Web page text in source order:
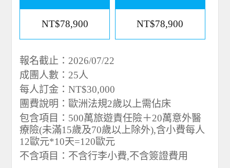
NT$78,900 NT$78,900
報名截止：2026/07/22
成團人數：25人
每人訂金：NT$30,000
團費說明：歐洲法規2歲以上需佔床
包含項目：500萬旅遊責任險＋20萬意外醫
療險(未滿15歲及70歲以上除外),含小費每人
12歐元*10天=120歐元
不含項目：不含行李小費,不含簽證費用